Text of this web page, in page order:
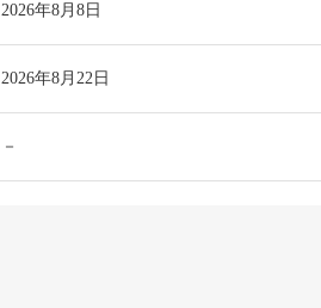
2026年8月8日
2026年8月22日
－